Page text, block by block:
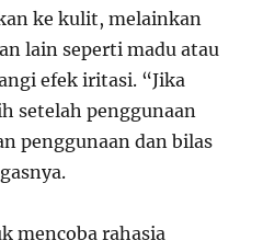
ke kulit, melainkan
lain seperti madu atau
efek iritasi. “Jika
setelah penggunaan
penggunaan dan bilas
mencoba rahasia